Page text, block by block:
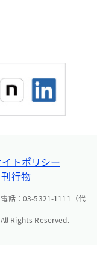
トポリシー
行物
話：03-5321-1111（代
Rights Reserved.